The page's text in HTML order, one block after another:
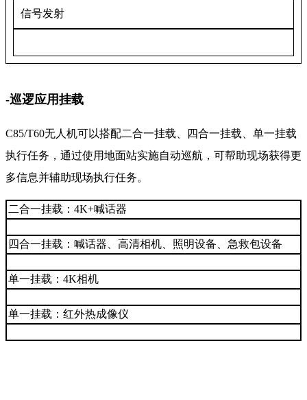
信号发射
-巡逻应用挂载
C85/T60无人机可以搭配二合一挂载、四合一挂载、单一挂载
执行任务，通过使用地面站实施自动巡航，可帮助现场获得更
多信息并辅助现场执行任务。
二合一挂载：4K+喊话器
四合一挂载：喊话器、高清相机、照明设备、急救包设备
单一挂载：4K相机
单一挂载：红外热成像仪